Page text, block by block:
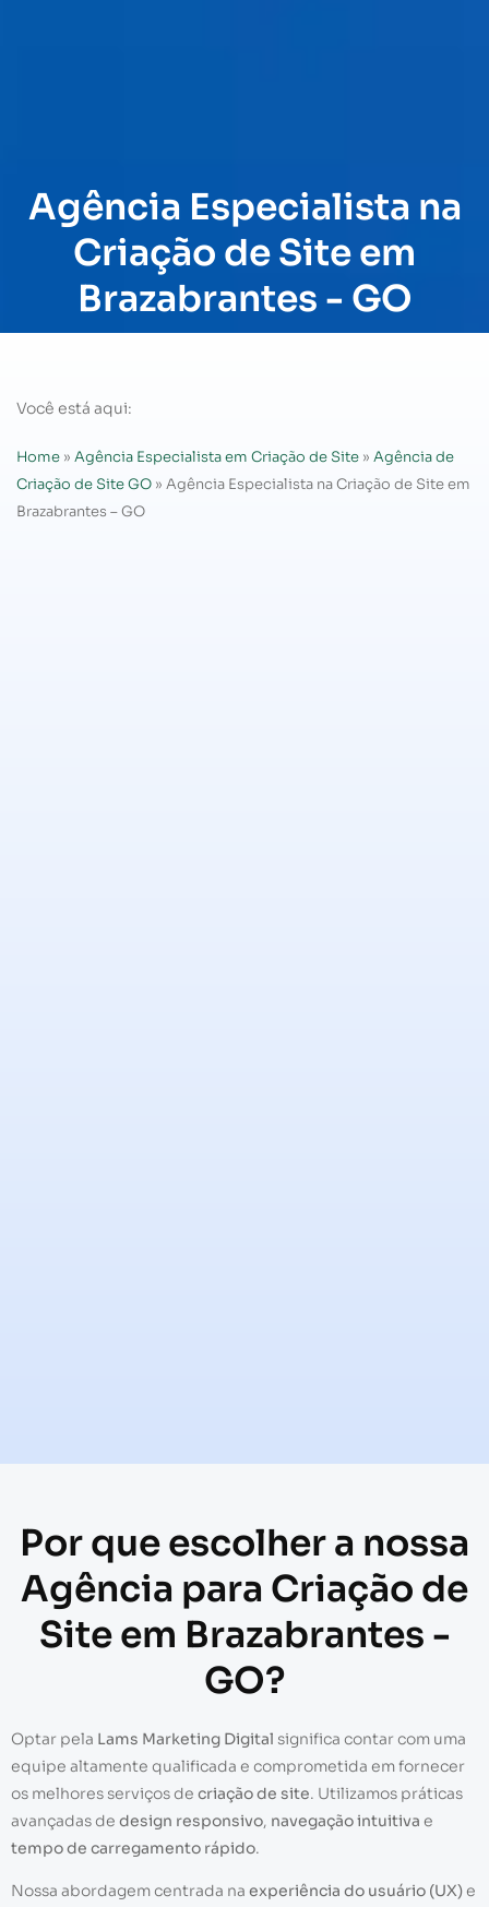
Agência Especialista na
Criação de Site em
Brazabrantes - GO
Você está aqui:
Home » Agência Especialista em Criação de Site » Agência de
Criação de Site GO » Agência Especialista na Criação de Site em
Brazabrantes – GO
Por que escolher a nossa
Agência para Criação de
Site em Brazabrantes -
GO?
Optar pela Lams Marketing Digital significa contar com uma
equipe altamente qualificada e comprometida em fornecer
os melhores serviços de criação de site. Utilizamos práticas
avançadas de design responsivo, navegação intuitiva e
tempo de carregamento rápido.
Nossa abordagem centrada na experiência do usuário (UX)e